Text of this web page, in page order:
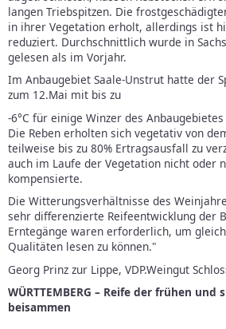
langen Triebspitzen. Die
in ihrer Vegetation erholt, allerdings ist
reduziert. Durchschnittlich wurde in
gelesen als im Vorjahr.
Im Anbaugebiet Saale-Unstrut hatte der
zum 12.Mai mit bis zu
-6°C für einige Winzer des
Die Reben erholten sich vegetativ von
teilweise bis zu 80% Ertragsausfall zu
auch im Laufe der Vegetation nicht oder
kompensierte.
Die Witterungsverhältnisse des
sehr differenzierte Reifeentwicklung der
Erntegänge waren erforderlich, um
Qualitäten lesen zu können."
Georg Prinz zur Lippe, VDP.Weingut
WÜRTTEMBERG – Reife der frühen und
beisammen